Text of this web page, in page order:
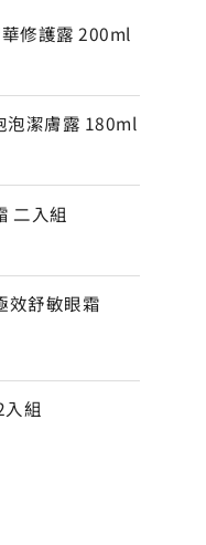
修護露 200ml
泡潔膚露 180ml
二入組
效舒敏眼霜
組